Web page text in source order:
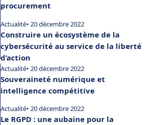
procurement
Actualité• 20 décembre 2022
Construire un écosystème de la
cybersécurité au service de la liberté
d’action
Actualité• 20 décembre 2022
Souveraineté numérique et
intelligence compétitive
Actualité• 20 décembre 2022
Le RGPD : une aubaine pour la